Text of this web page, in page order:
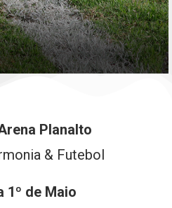
Planalto
& Futebol
1º de Maio